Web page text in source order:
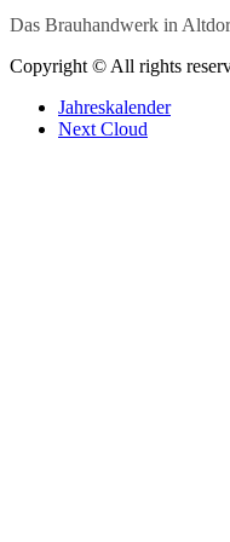
Das Brauhandwerk in
Copyright © All rights
Jahreskalender
Next Cloud